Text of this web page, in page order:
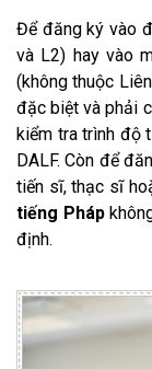
Để đăng ký vào
và L2) hay vào
(không thuộc
đặc biệt và phải
kiểm tra trình độ
DALF. Còn để
tiến sĩ, thạc sĩ
tiếng Pháp
định.